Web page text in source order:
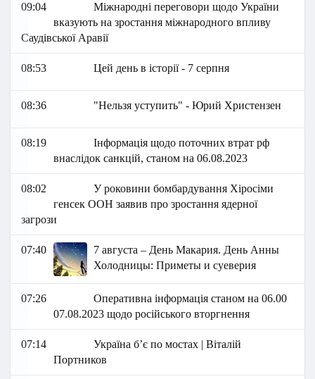
09:04
Міжнародні переговори щодо України
вказують на зростання міжнародного впливу
Саудівської Аравії
08:53 Цей день в історії - 7 серпня
08:36 "Нельзя уступить" - Юрий Христензен
08:19
Інформація щодо поточних втрат рф
внаслідок санкцій, станом на 06.08.2023
08:02
У роковини бомбардування Хіросіми
генсек ООН заявив про зростання ядерної
загрози
07:40
7 августа – День Макария. День Анны
Холодницы: Приметы и суеверия
07:26
Оперативна інформація станом на 06.00
07.08.2023 щодо російського вторгнення
07:14
Україна бʼє по мостах | Віталій
Портников